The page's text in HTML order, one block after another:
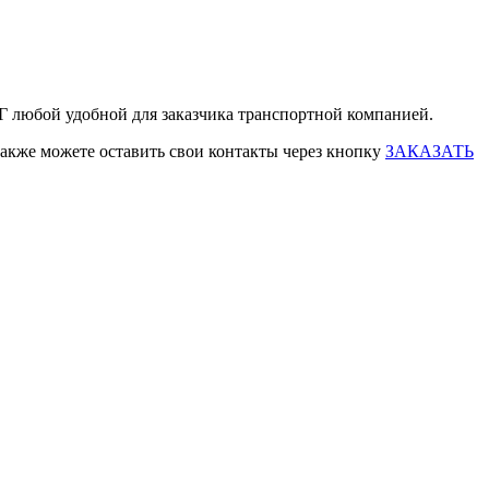
удобной для заказчика транспортной компанией.
можете оставить свои контакты через кнопку ЗАКАЗАТЬ